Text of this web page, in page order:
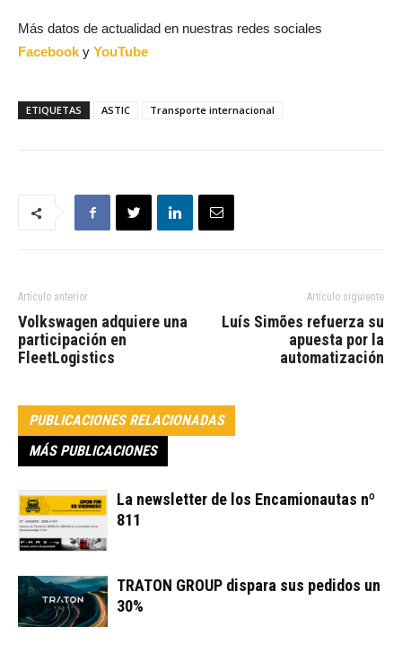
Más datos de actualidad en nuestras redes sociales
Facebook y YouTube
ETIQUETAS ASTIC Transporte internacional
Artículo anterior
Volkswagen adquiere una
participación en
FleetLogistics
Artículo siguiente
Luís Simões refuerza su
apuesta por la
automatización
PUBLICACIONES RELACIONADAS
MÁS PUBLICACIONES
La newsletter de los Encamionautas nº
811
TRATON GROUP dispara sus pedidos un
30%